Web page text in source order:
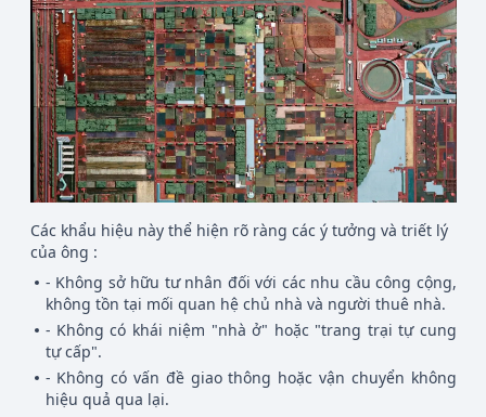
Các khẩu hiệu này thể hiện rõ ràng các ý tưởng và triết lý
của ông :
- Không sở hữu tư nhân đối với các nhu cầu công cộng,
không tồn tại mối quan hệ chủ nhà và người thuê nhà.
- Không có khái niệm "nhà ở" hoặc "trang trại tự cung
tự cấp".
- Không có vấn đề giao thông hoặc vận chuyển không
hiệu quả qua lại.